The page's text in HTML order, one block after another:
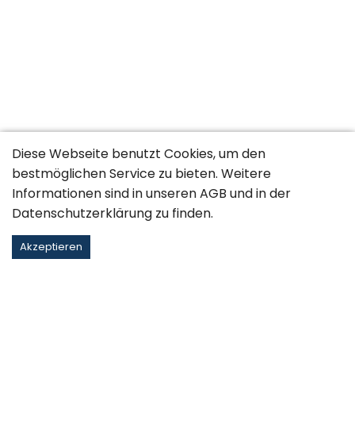
Diese Webseite benutzt Cookies, um den
bestmöglichen Service zu bieten. Weitere
Informationen sind in unserenAGB und in der
Datenschutzerklärung zu finden.
Akzeptieren